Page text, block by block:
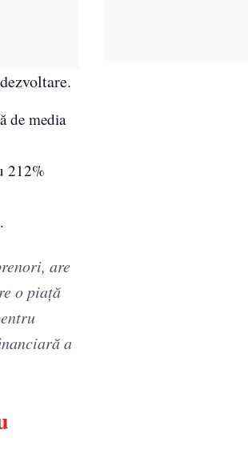
de media
212%
are
o piață
a